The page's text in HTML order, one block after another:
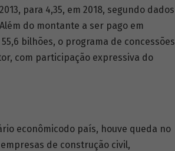
para 4,35, em 2018, segundo dados
do montante a ser pago em
bilhões, o programa de con­cessões
com participação expressiva do
econômicodo país, houve queda no
de construção civil,